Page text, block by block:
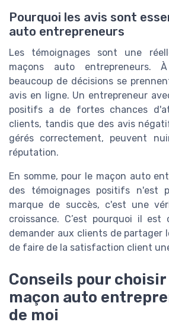
Pourquoi les avis sont
auto entrepreneurs
Les témoignages sont une
maçons auto entrepreneurs.
beaucoup de décisions se
avis en ligne. Un entrepreneur
positifs a de fortes chances
clients, tandis que des avis
gérés correctement, peuvent
réputation.
En somme, pour le maçon auto
des témoignages positifs n'est
marque de succès, c'est une
croissance. C’est pourquoi il
demander aux clients de partager
de faire de la satisfaction client
Conseils pour choisir
maçon auto
de moi